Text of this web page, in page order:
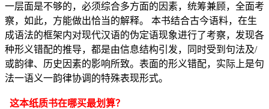
一层面是不够的，必须综合多方面的因素，统筹兼顾，全面考
察，如此，方能做出恰当的解释。 本书结合古今语料，在生
成语法的框架内对现代汉语的伪定语现象进行了考察，发现各
种形义错配的推导，都是由信息结构引发，同时受到句法及/
或韵律、历史因素的影响所致。表面的形义错配，实际上是句
法一语义一韵律协调的特殊表现形式。
这本纸质书在哪买最划算？